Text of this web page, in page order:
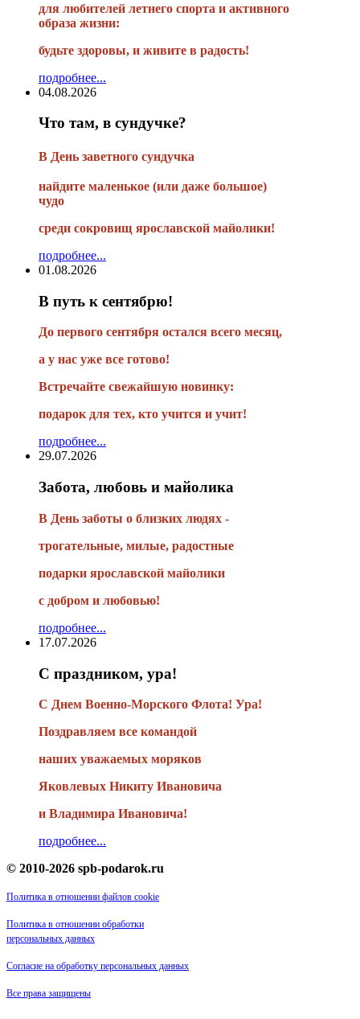
для любителей летнего спорта и активного
образа жизни:
будьте здоровы, и живите в радость!
подробнее...
04.08.2026
Что там, в сундучке?
В День заветного сундучка
найдите маленькое (или даже большое)
чудо
среди сокровищ ярославской майолики!
подробнее...
01.08.2026
В путь к сентябрю!
До первого сентября остался всего месяц,
а у нас уже все готово!
Встречайте свежайшую новинку:
подарок для тех, кто учится и учит!
подробнее...
29.07.2026
Забота, любовь и майолика
В День заботы о близких людях -
трогательные, милые, радостные
подарки ярославской майолики
с добром и любовью!
подробнее...
17.07.2026
С праздником, ура!
С Днем Военно-Морского Флота! Ура!
Поздравляем все командой
наших уважаемых моряков
Яковлевых Никиту Ивановича
и Владимира Ивановича!
подробнее...
© 2010-2026 spb-podarok.ru
Политика в отношении файлов cookie
Политика в отношении обработки
персональных данных
Согласие на обработку персональных данных
Все права защищены